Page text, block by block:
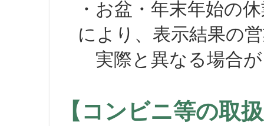
・お盆・年末年始の
により、表示結果の
実際と異なる場合が
【コンビニ等の取